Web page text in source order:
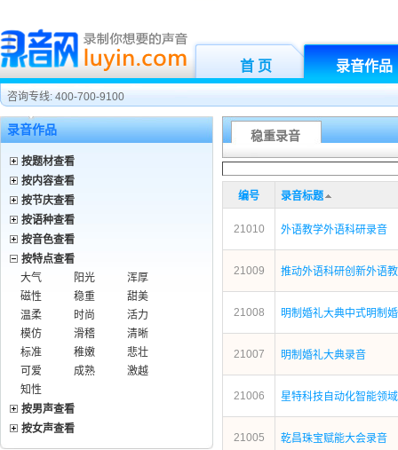
首 页 录音作品
咨询专线: 400-700-9100
录音作品
按题材查看
按内容查看
按节庆查看
按语种查看
按音色查看
按特点查看
大气
阳光
浑厚
磁性
稳重
甜美
温柔
时尚
活力
模仿
滑稽
清晰
标准
稚嫩
悲壮
可爱
成熟
激越
知性
按男声查看
按女声查看
稳重录音
编号 录音标题
21010 外语教学外语科研录音
21009 推动外语科研创新外语
21008 明制婚礼大典中式明制
21007 明制婚礼大典录音
21006 星特科技自动化智能领
21005 乾昌珠宝赋能大会录音